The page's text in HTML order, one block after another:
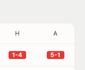
H A
1-4 5-1